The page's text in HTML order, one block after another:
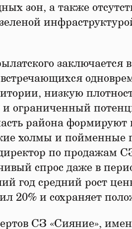
зон, а также
заключается
низкую
и ограниченный
района формируют
холмы и пойменные
по продажам
спрос даже в
год средний рост
20% и сохраняет
СЗ «Сияние»,